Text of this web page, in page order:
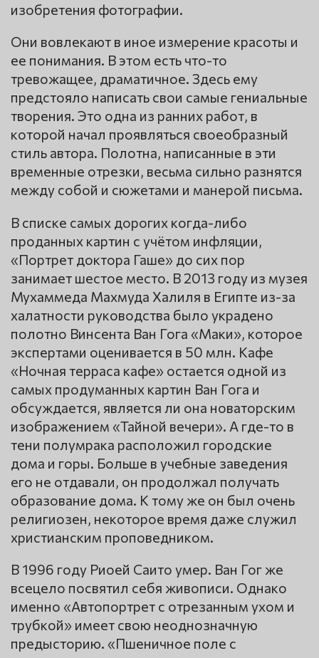
изобретения фотографии.
Они вовлекают в иное измерение красоты и
ее понимания. В этом есть что-то
тревожащее, драматичное. Здесь ему
предстояло написать свои самые гениальные
творения. Это одна из ранних работ, в
которой начал проявляться своеобразный
стиль автора. Полотна, написанные в эти
временные отрезки, весьма сильно разнятся
между собой и сюжетами и манерой письма.
В списке самых дорогих когда-либо
проданных картин с учётом инфляции,
«Портрет доктора Гаше» до сих пор
занимает шестое место. В 2013 году из музея
Мухаммеда Махмуда Халиля в Египте из-за
халатности руководства было украдено
полотно Винсента Ван Гога «Маки», которое
экспертами оценивается в 50 млн. Кафе
«Ночная терраса кафе» остается одной из
самых продуманных картин Ван Гога и
обсуждается, является ли она новаторским
изображением «Тайной вечери». А где-то в
тени полумрака расположил городские
дома и горы. Больше в учебные заведения
его не отдавали, он продолжал получать
образование дома. К тому же он был очень
религиозен, некоторое время даже служил
христианским проповедником.
В 1996 году Риоей Саито умер. Ван Гог же
всецело посвятил себя живописи. Однако
именно «Автопортрет с отрезанным ухом и
трубкой» имеет свою неоднозначную
предысторию. «Пшеничное поле с